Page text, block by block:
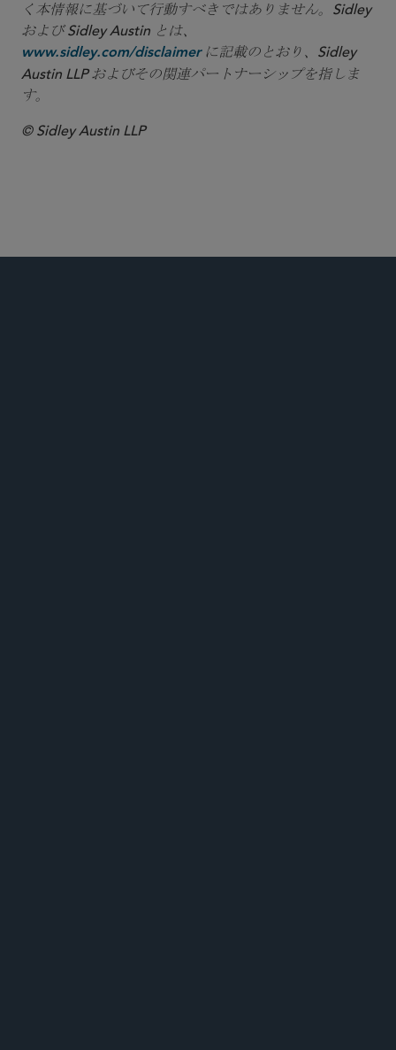
く本情報に基づいて行動すべきではありません。Sidley
および Sidley Austin とは、
www.sidley.com/disclaimerに記載のとおり、Sidley
Austin LLP およびその関連パートナーシップを指しま
す。
© Sidley Austin LLP